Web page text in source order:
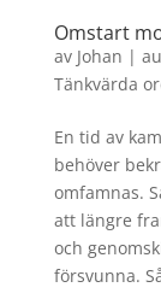
Omstart
av Johan |
Tänkvärda
En tid av
behöver
omfamnas.
att längre
och
försvunna.